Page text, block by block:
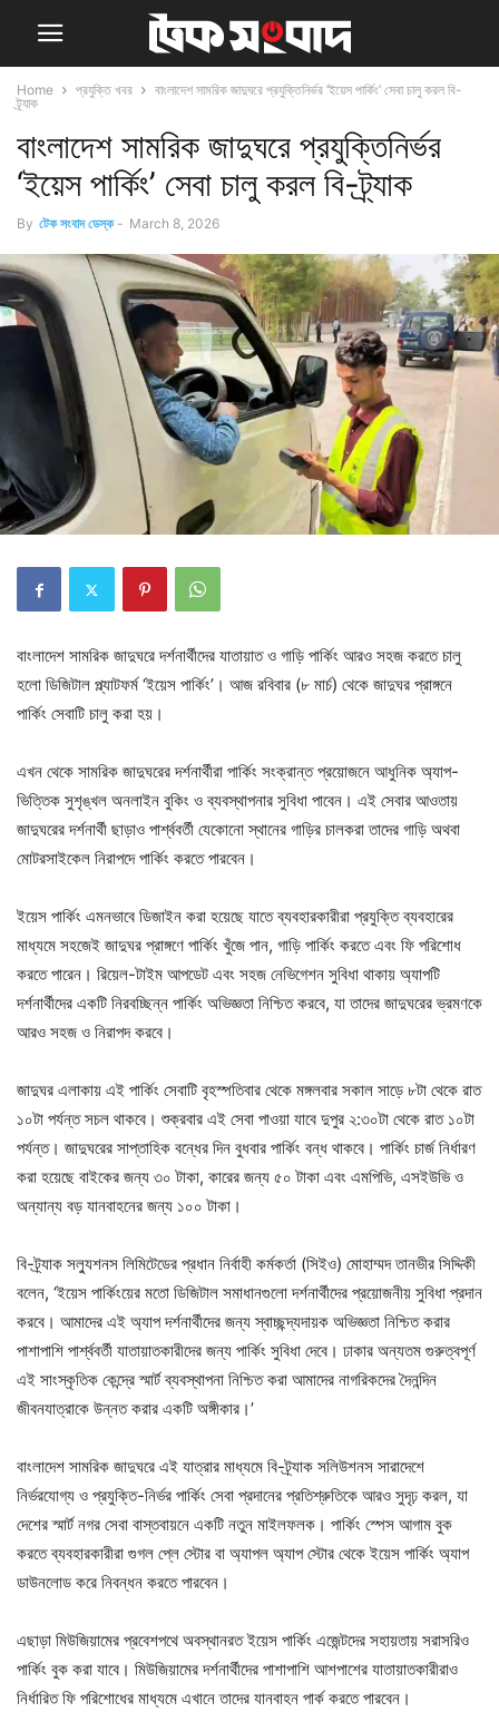
Home প্রযুক্তি খবর
বাংলাদেশ সামরিক জাদুঘরে প্রযুক্তিনির্ভর ‘ইয়েস পার্কিং’ সেবা চালু করল বি-
ট্র্যাক
বাংলাদেশ সামরিক জাদুঘরে প্রযুক্তিনির্ভর
‘ইয়েস পার্কিং’ সেবা চালু করল বি-ট্র্যাক
By টেক সংবাদ ডেস্ক - March 8, 2026
বাংলাদেশ সামরিক জাদুঘরে দর্শনার্থীদের যাতায়াত ও গাড়ি পার্কিং আরও সহজ করতে চালু
হলো ডিজিটাল প্ল্যাটফর্ম ‘ইয়েস পার্কিং’। আজ রবিবার (৮ মার্চ) থেকে জাদুঘর প্রাঙ্গনে
পার্কিং সেবাটি চালু করা হয়।
এখন থেকে সামরিক জাদুঘরের দর্শনার্থীরা পার্কিং সংক্রান্ত প্রয়োজনে আধুনিক অ্যাপ-
ভিত্তিক সুশৃঙ্খল অনলাইন বুকিং ও ব্যবস্থাপনার সুবিধা পাবেন। এই সেবার আওতায়
জাদুঘরের দর্শনার্থী ছাড়াও পার্শ্ববর্তী যেকোনো স্থানের গাড়ির চালকরা তাদের গাড়ি অথবা
মোটরসাইকেল নিরাপদে পার্কিং করতে পারবেন।
ইয়েস পার্কিং এমনভাবে ডিজাইন করা হয়েছে যাতে ব্যবহারকারীরা প্রযুক্তি ব্যবহারের
মাধ্যমে সহজেই জাদুঘর প্রাঙ্গণে পার্কিং খুঁজে পান, গাড়ি পার্কিং করতে এবং ফি পরিশোধ
করতে পারেন। রিয়েল-টাইম আপডেট এবং সহজ নেভিগেশন সুবিধা থাকায় অ্যাপটি
দর্শনার্থীদের একটি নিরবচ্ছিন্ন পার্কিং অভিজ্ঞতা নিশ্চিত করবে, যা তাদের জাদুঘরের ভ্রমণকে
আরও সহজ ও নিরাপদ করবে।
জাদুঘর এলাকায় এই পার্কিং সেবাটি বৃহস্পতিবার থেকে মঙ্গলবার সকাল সাড়ে ৮টা থেকে রাত
১০টা পর্যন্ত সচল থাকবে। শুক্রবার এই সেবা পাওয়া যাবে দুপুর ২:৩০টা থেকে রাত ১০টা
পর্যন্ত। জাদুঘরের সাপ্তাহিক বন্ধের দিন বুধবার পার্কিং বন্ধ থাকবে। পার্কিং চার্জ নির্ধারণ
করা হয়েছে বাইকের জন্য ৩০ টাকা, কারের জন্য ৫০ টাকা এবং এমপিভি, এসইউভি ও
অন্যান্য বড় যানবাহনের জন্য ১০০ টাকা।
বি-ট্র্যাক সল্যুশনস লিমিটেডের প্রধান নির্বাহী কর্মকর্তা (সিইও) মোহাম্মদ তানভীর সিদ্দিকী
বলেন, ‘ইয়েস পার্কিংয়ের মতো ডিজিটাল সমাধানগুলো দর্শনার্থীদের প্রয়োজনীয় সুবিধা প্রদান
করবে। আমাদের এই অ্যাপ দর্শনার্থীদের জন্য স্বাচ্ছন্দ্যদায়ক অভিজ্ঞতা নিশ্চিত করার
পাশাপাশি পার্শ্ববর্তী যাতায়াতকারীদের জন্য পার্কিং সুবিধা দেবে। ঢাকার অন্যতম গুরুত্বপূর্ণ
এই সাংস্কৃতিক কেন্দ্রে স্মার্ট ব্যবস্থাপনা নিশ্চিত করা আমাদের নাগরিকদের দৈনন্দিন
জীবনযাত্রাকে উন্নত করার একটি অঙ্গীকার।’
বাংলাদেশ সামরিক জাদুঘরে এই যাত্রার মাধ্যমে বি-ট্র্যাক সলিউশনস সারাদেশে
নির্ভরযোগ্য ও প্রযুক্তি-নির্ভর পার্কিং সেবা প্রদানের প্রতিশ্রুতিকে আরও সুদৃঢ় করল, যা
দেশের স্মার্ট নগর সেবা বাস্তবায়নে একটি নতুন মাইলফলক। পার্কিং স্পেস আগাম বুক
করতে ব্যবহারকারীরা গুগল প্লে স্টোর বা অ্যাপল অ্যাপ স্টোর থেকে ইয়েস পার্কিং অ্যাপ
ডাউনলোড করে নিবন্ধন করতে পারবেন।
এছাড়া মিউজিয়ামের প্রবেশপথে অবস্থানরত ইয়েস পার্কিং এজেন্টদের সহায়তায় সরাসরিও
পার্কিং বুক করা যাবে। মিউজিয়ামের দর্শনার্থীদের পাশাপাশি আশপাশের যাতায়াতকারীরাও
নির্ধারিত ফি পরিশোধের মাধ্যমে এখানে তাদের যানবাহন পার্ক করতে পারবেন।